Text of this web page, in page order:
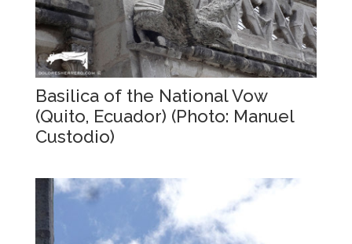
Basilica of the National Vow
(Quito, Ecuador) (Photo: Manuel
Custodio)